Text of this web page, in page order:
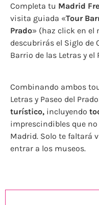
Completa tu Madrid
visita guiada «Tour
Prado» (haz click en el
descubrirás el Siglo de
Barrio de las Letras y el
Combinando ambos
Letras y Paseo del
turístico, incluyendo
imprescindibles que
Madrid. Solo te faltará
entrar a los museos.